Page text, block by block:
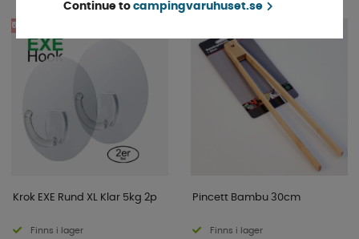
5%
Krok EXE Rund XL Klar 5kg 2p
Finns i lager
Pincett Bambu 30cm
Finns i lager
Continue to campingvaruhuset.se